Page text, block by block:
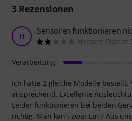
3Rezensionen
H Sensoren funktionieren
Herbert_Pianist
Ich hatte 2 gleiche Modelle bestellt.
ansprechend. Excellente
Leider funktionieren bei beiden
richtig. Man kann zwar Ein / Aus
Verarbeitung